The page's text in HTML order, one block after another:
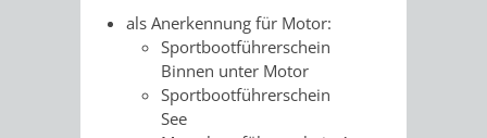
als Anerkennung für Motor:
Sportbootführerschein
Binnen unter Motor
Sportbootführerschein
See